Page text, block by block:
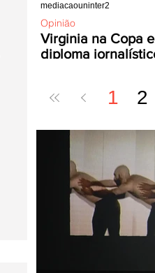
Virginia na Copa
diploma
Opinião
mediacaouninter2
1 2